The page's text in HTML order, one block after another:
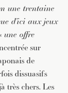
une trentaine
d’ici aux jeux
une offre
sur
de
dissuasifs
très chers. Les